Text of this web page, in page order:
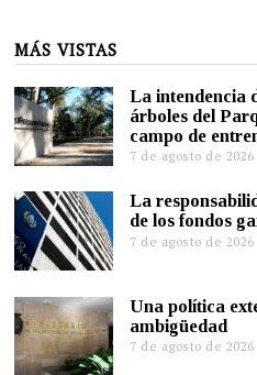
MÁS VISTAS
La intendencia
árboles del
campo de
7 de agosto de 2026
La
de los fondos
7 de agosto de 2026
Una política
ambigüedad
7 de agosto de 2026